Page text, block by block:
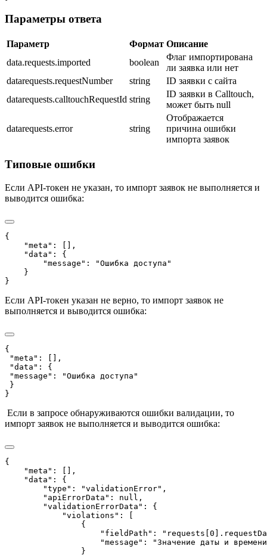
Параметры ответа
Параметр Формат Описание
data.requests.imported
boolean
Флаг импортирована
ли заявка или нет
datarequests.requestNumber
string
ID заявки с сайта
datarequests.calltouchRequestId string
ID заявки в Calltouch,
может быть null
datarequests.error string
Отображается
причина ошибки
импорта заявок
Типовые ошибки
Если API-токен не указан, то импорт заявок не выполняется и
выводится ошибка:
{
    "meta": [],
    "data": {
        "message": "Ошибка доступа"
    }
Если API-токен указан не верно, то импорт заявок не
выполняется и выводится ошибка:
{
"meta": [],
"data": {
"message": "Ошибка доступа"
}
Если в запросе обнаруживаются ошибки валидации, то
импорт заявок не выполняется и выводится ошибка:
{
    "meta": [],
    "data": {
        "type": "validationError",
        "apiErrorData": null,
        "validationErrorData": {
            "violations": [
                {
"fieldPath":
"message": "Значение даты и
                }